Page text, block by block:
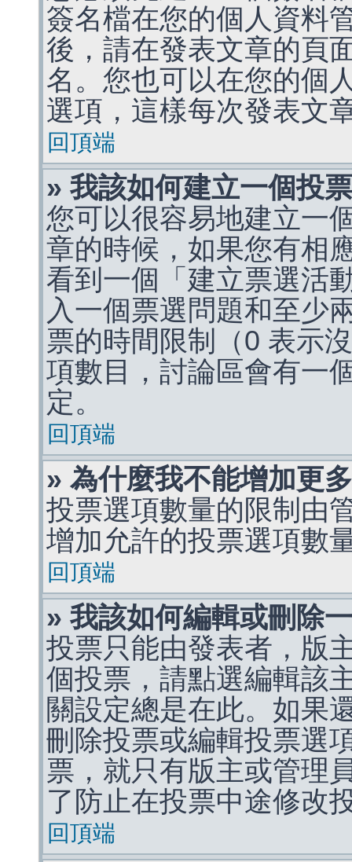
簽名檔在您的個人資料
後，請在發表文章的頁
名。您也可以在您的個
選項，這樣每次發表文
回頂端
» 我該如何建立一個投
您可以很容易地建立一
章的時候，如果您有相
看到一個「建立票選活
入一個票選問題和至少
票的時間限制（0 表示
項數目，討論區會有一
定。
回頂端
» 為什麼我不能增加更
投票選項數量的限制由
增加允許的投票選項數
回頂端
» 我該如何編輯或刪除
投票只能由發表者，版
個投票，請點選編輯該
關設定總是在此。如果
刪除投票或編輯投票選
票，就只有版主或管理
了防止在投票中途修改
回頂端